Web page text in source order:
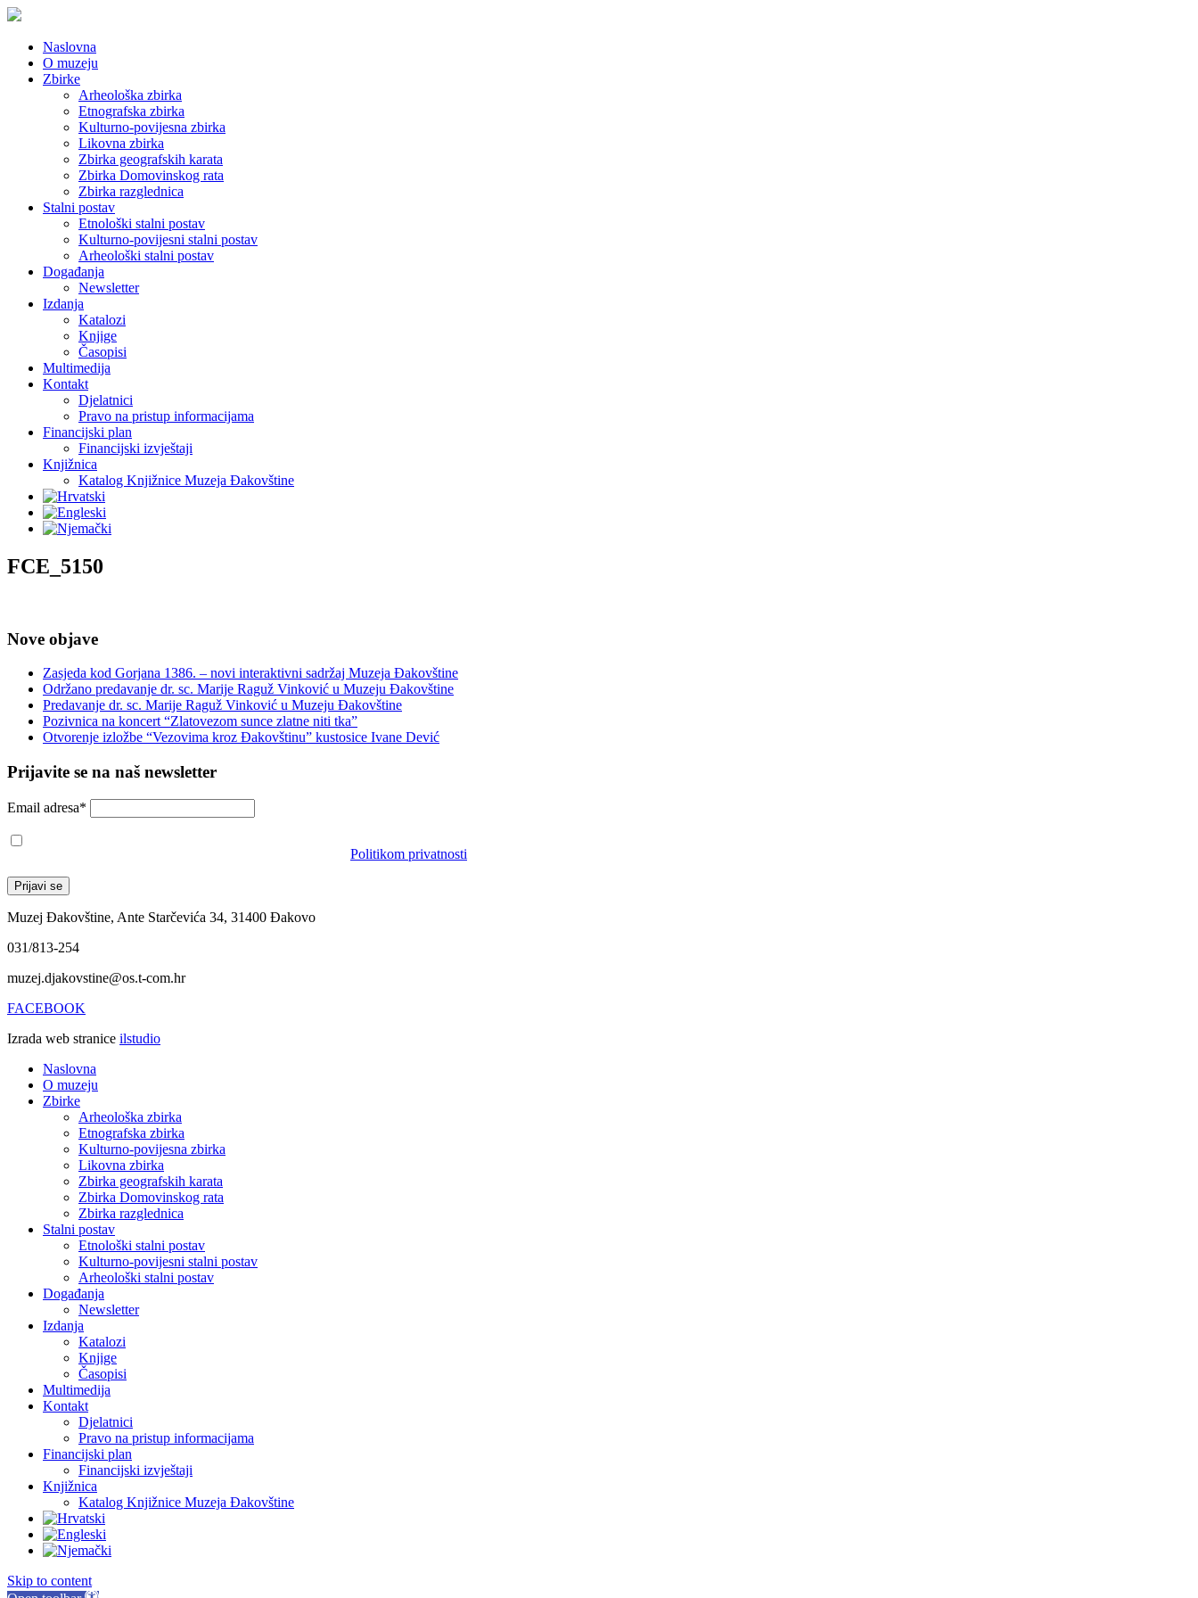
Naslovna
O muzeju
Zbirke
Arheološka zbirka
Etnografska zbirka
Kulturno-povijesna zbirka
Likovna zbirka
Zbirka geografskih karata
Zbirka Domovinskog rata
Zbirka razglednica
Stalni postav
Etnološki stalni postav
Kulturno-povijesni stalni postav
Arheološki stalni postav
Događanja
Newsletter
Izdanja
Katalozi
Knjige
Časopisi
Multimedija
Kontakt
Djelatnici
Pravo na pristup informacijama
Financijski plan
Financijski izvještaji
Knjižnica
Katalog Knjižnice Muzeja Đakovštine
FCE_5150
Nove objave
Zasjeda kod Gorjana 1386. – novi interaktivni sadržaj Muzeja Đakovštine
Održano predavanje dr. sc. Marije Raguž Vinković u Muzeju Đakovštine
Predavanje dr. sc. Marije Raguž Vinković u Muzeju Đakovštine
Pozivnica na koncert “Zlatovezom sunce zlatne niti tka”
Otvorenje izložbe “Vezovima kroz Đakovštinu” kustosice Ivane Dević
Prijavite se na naš newsletter
Email adresa*
Politikom privatnosti
Muzej Đakovštine, Ante Starčevića 34, 31400 Đakovo
031/813-254
muzej.djakovstine@os.t-com.hr
FACEBOOK
Izrada web stranice ilstudio
Naslovna
O muzeju
Zbirke
Arheološka zbirka
Etnografska zbirka
Kulturno-povijesna zbirka
Likovna zbirka
Zbirka geografskih karata
Zbirka Domovinskog rata
Zbirka razglednica
Stalni postav
Etnološki stalni postav
Kulturno-povijesni stalni postav
Arheološki stalni postav
Događanja
Newsletter
Izdanja
Katalozi
Knjige
Časopisi
Multimedija
Kontakt
Djelatnici
Pravo na pristup informacijama
Financijski plan
Financijski izvještaji
Knjižnica
Katalog Knjižnice Muzeja Đakovštine
Skip to content